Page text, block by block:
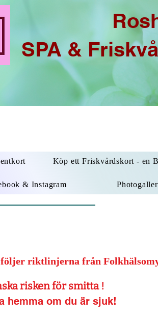
SPA &
Köp ett Friskvårdskort - en
& Instagram
ka risken för smitta !
hemma om du är sjuk!
följer riktlinjerna från